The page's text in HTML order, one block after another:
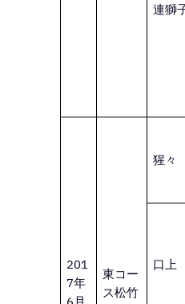
連獅
201
7年
東コー
ス松竹
猩々
口上